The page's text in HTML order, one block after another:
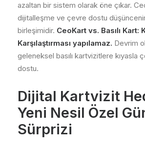
azaltan bir sistem olarak öne çıkar.
dijitalleşme ve çevre dostu
birleşimidir. CeoKart vs. Basılı Kart:
Karşılaştırması yapılamaz. Devrim
geleneksel basılı kartvizitlere kıyasla
dostu.
Dijital Kartvizit
Yeni Nesil Özel
Sürprizi